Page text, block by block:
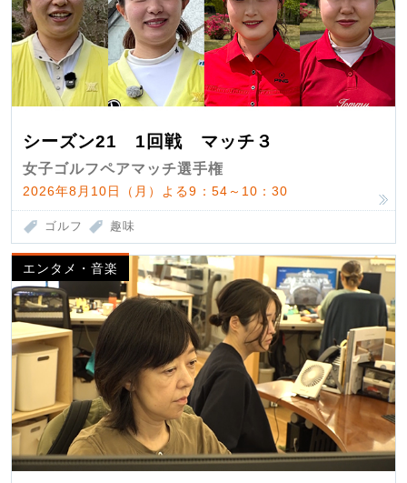
シーズン21 1回戦 マッチ３
女子ゴルフペアマッチ選手権
2026年8月10日（月）よる9：54～10：30
ゴルフ 趣味
エンタメ・音楽